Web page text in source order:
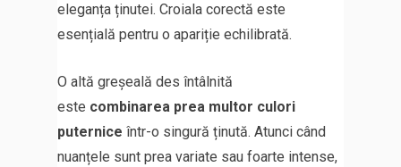
eleganța ținutei. Croiala corectă este
esențială pentru o apariție echilibrată.
O altă greșeală des întâlnită
este combinarea prea multor culori
puternice într-o singură ținută. Atunci când
nuanțele sunt prea variate sau foarte intense,